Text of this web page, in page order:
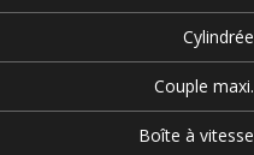
Cylindrée
Couple maxi.
Boîte à vitesse